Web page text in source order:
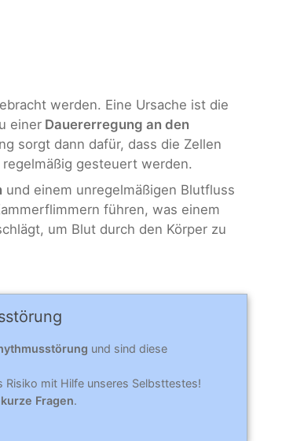
werden. Eine Ursache ist die
einer Dauererregung an den
sorgt dann dafür, dass die Zellen
gesteuert werden.
und einem unregelmäßigen Blutfluss
führen, was einem
um Blut durch den Körper zu
und sind diese
Risiko mit Hilfe unseres Selbsttestes!
Fragen.